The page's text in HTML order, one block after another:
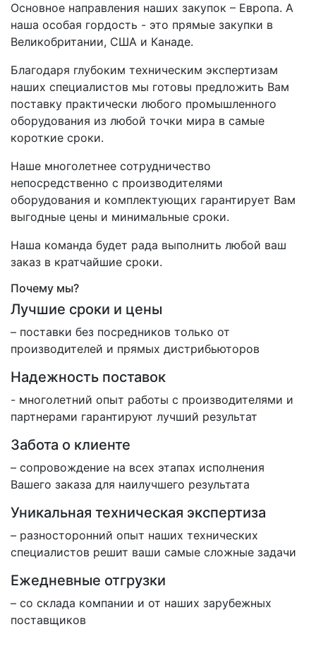
Основное направления наших закупок – Европа. А
наша особая гордость - это прямые закупки в
Великобритании, США и Канаде.
Благодаря глубоким техническим экспертизам
наших специалистов мы готовы предложить Вам
поставку практически любого промышленного
оборудования из любой точки мира в самые
короткие сроки.
Наше многолетнее сотрудничество
непосредственно с производителями
оборудования и комплектующих гарантирует Вам
выгодные цены и минимальные сроки.
Наша команда будет рада выполнить любой ваш
заказ в кратчайшие сроки.
Почему мы?
Лучшие сроки и цены
– поставки без посредников только от
производителей и прямых дистрибьюторов
Надежность поставок
- многолетний опыт работы с производителями и
партнерами гарантируют лучший результат
Забота о клиенте
– сопровождение на всех этапах исполнения
Вашего заказа для наилучшего результата
Уникальная техническая экспертиза
– разносторонний опыт наших технических
специалистов решит ваши самые сложные задачи
Ежедневные отгрузки
– со склада компании и от наших зарубежных
поставщиков